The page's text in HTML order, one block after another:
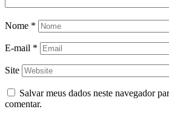
Nome *
E-mail *
Site
Salvar meus dados neste navegador
comentar.